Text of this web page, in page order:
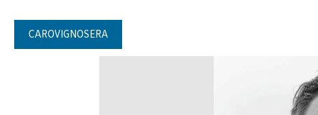
CAROVIGNOSERA